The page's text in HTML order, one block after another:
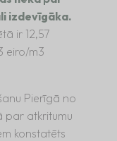
izdevīgāka.
ir 12,57
eiro/m3
Pierīgā no
par atkritumu
konstatēts